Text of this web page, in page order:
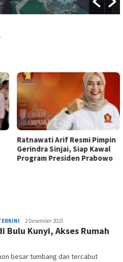
Ratnawati Arif Resmi Pimpin
Gerindra Sinjai, Siap Kawal
Program Presiden Prabowo
Admin
Redaksi
2 Desember 2025
Bulu Kunyi, Akses Rumah
besar tumbang dan tercabut